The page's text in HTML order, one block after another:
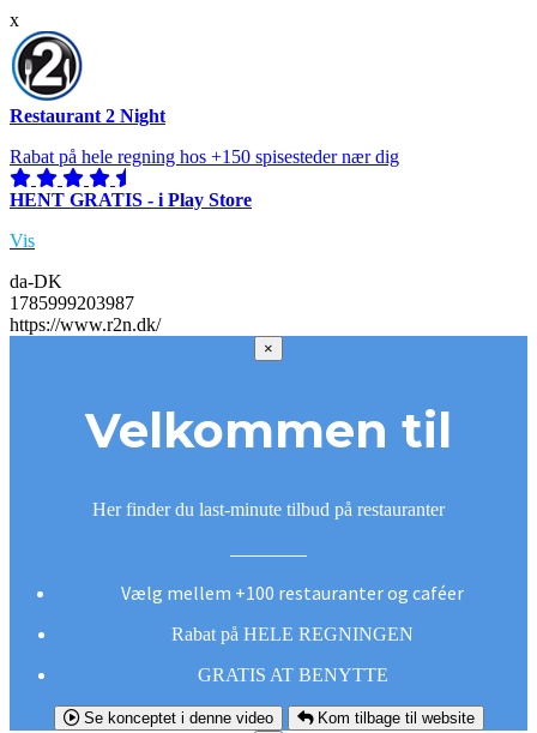
x
Restaurant 2 Night
Rabat på hele regning hos +150 spisesteder nær dig
HENT GRATIS - i Play Store
Vis
da-DK
1785999203987
https://www.r2n.dk/
×
Velkommen til
Her finder du last-minute tilbud på restauranter
Vælg mellem +100 restauranter og caféer
Rabat på HELE REGNINGEN
GRATIS AT BENYTTE
Se konceptet i denne video
Kom tilbage til website